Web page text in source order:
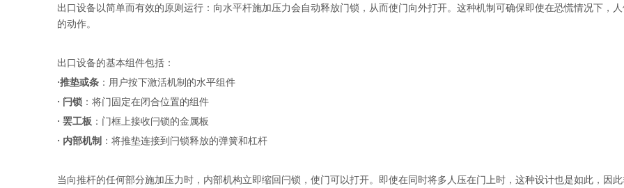
出口设备以简单而有效的原则运行：向水平杆施加压力会自动释放门锁，从而使门向外打开。这种机制可确保即使在恐慌情况下，
的动作。
出口设备的基本组件包括：
·推垫或条 ：用户按下激活机制的水平组件
· 闩锁 ：将门固定在闭合位置的组件
· 罢工板 ：门框上接收闩锁的金属板
· 内部机制 ：将推垫连接到闩锁释放的弹簧和杠杆
当向推杆的任何部分施加压力时，内部机构立即缩回闩锁，使门可以打开。即使在同时将多人压在门上时，这种设计也是如此，因